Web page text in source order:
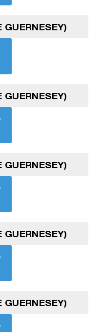
GUERNESEY)
GUERNESEY)
GUERNESEY)
GUERNESEY)
GUERNESEY)